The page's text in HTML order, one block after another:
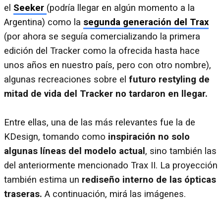
el Seeker (podría llegar en algún momento a la
Argentina) como la segunda generación del Trax
(por ahora se seguía comercializando la primera
edición del Tracker como la ofrecida hasta hace
unos años en nuestro país, pero con otro nombre),
algunas recreaciones sobre el futuro restyling de
mitad de vida del Tracker no tardaron en llegar.
Entre ellas, una de las más relevantes fue la de
KDesign, tomando como inspiración no solo
algunas líneas del modelo actual , sino también las
del anteriormente mencionado Trax II. La proyección
también estima un rediseño interno de las ópticas
traseras. A continuación, mirá las imágenes.